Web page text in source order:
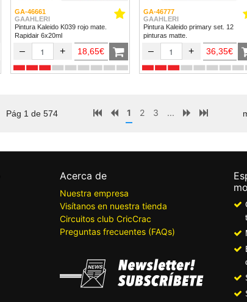
GA-46661
GAAHLERI
Pintura Kaleido K039 rojo mate.
Rapidair 6x20ml
– + 18,65€
GA-46777
GAAHLERI
Pintura Kaleido primary set. 12
pinturas matte.
– + 36,35€
Pág 1 de 574 1 2 3 ...
Acerca de
Nuestra empresa
Visítanos en nuestra tienda
Circuitos club CricCrac
Preguntas frecuentes (FAQs)